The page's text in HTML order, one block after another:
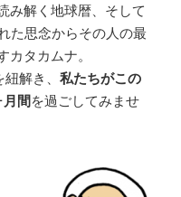
み解く地球暦、そして
た思念からその人の最
カタカムナ。
紐解き、私たちがこの
間 を過ごしてみませ